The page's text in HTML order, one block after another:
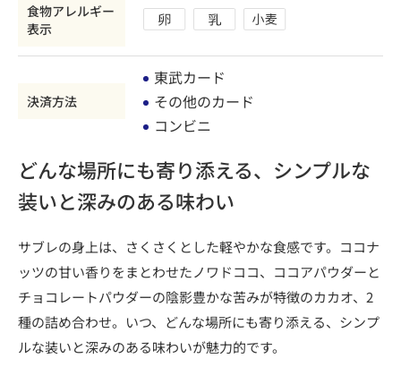
食物アレルギー
表示
決済方法
東武カード
その他のカード
コンビニ
どんな場所にも寄り添える、シンプルな
装いと深みのある味わい
サブレの身上は、さくさくとした軽やかな食感です。ココナ
ッツの甘い香りをまとわせたノワドココ、ココアパウダーと
チョコレートパウダーの陰影豊かな苦みが特徴のカカオ、2
種の詰め合わせ。いつ、どんな場所にも寄り添える、シンプ
ルな装いと深みのある味わいが魅力的です。